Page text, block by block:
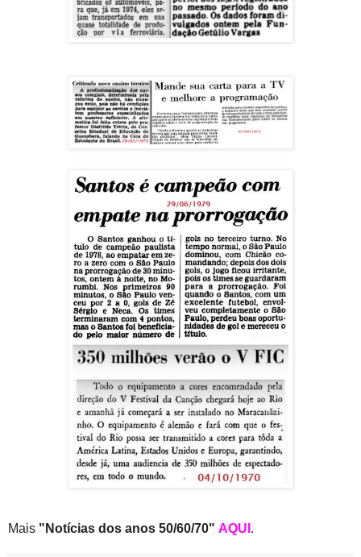
Mais "Notícias dos anos 50/60/70" AQUI .